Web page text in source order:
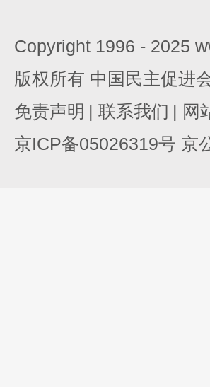
Copyright 1996 - 2025
版权所有 中国民主促进
免责声明 | 联系我们 | 网
京ICP备05026319号 京